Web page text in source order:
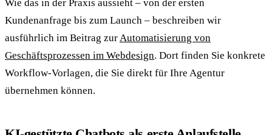
Wie das in der Praxis aussieht – von der ersten
Kundenanfrage bis zum Launch – beschreiben wir
ausführlich im Beitrag zurAutomatisierung von
Geschäftsprozessen im Webdesign. Dort finden Sie konkrete
Workflow-Vorlagen, die Sie direkt für Ihre Agentur
übernehmen können.